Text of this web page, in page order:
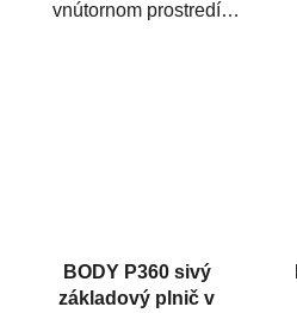
vnútornom prostredí
BODY P360 sivý
základový plnič v